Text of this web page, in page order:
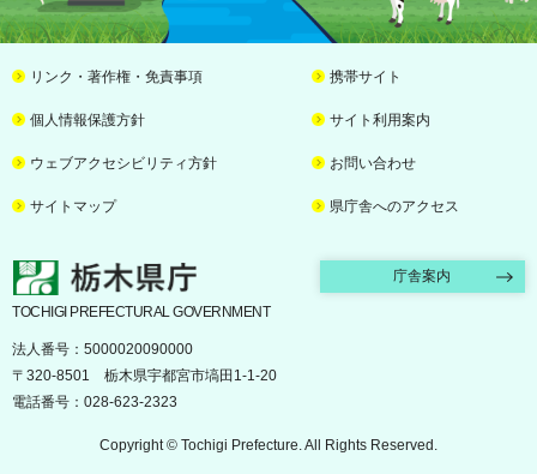
リンク・著作権・免責事項 携帯サイト
個人情報保護方針 サイト利用案内
ウェブアクセシビリティ方針 お問い合わせ
サイトマップ 県庁舎へのアクセス
栃木県庁 庁舎案内
TOCHIGI PREFECTURAL GOVERNMENT
法人番号：5000020090000
〒320-8501 栃木県宇都宮市塙田1-1-20
電話番号：028-623-2323
Copyright © Tochigi Prefecture. All Rights Reserved.